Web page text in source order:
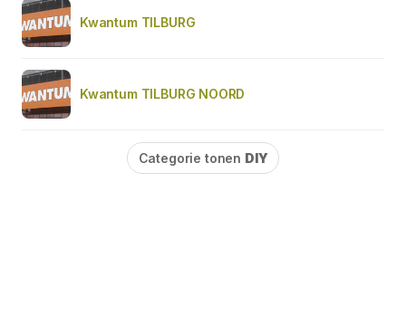
Kwantum TILBURG
Kwantum TILBURG NOORD
Categorie tonen DIY